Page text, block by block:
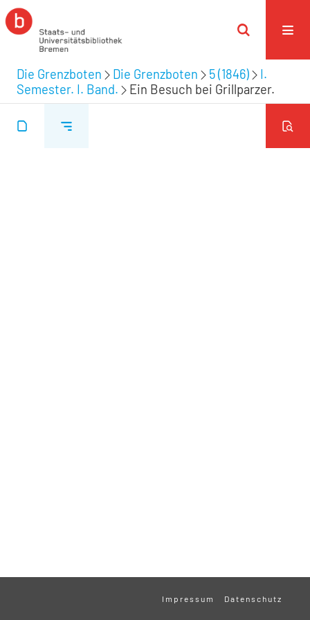
Die Grenzboten Die Grenzboten 5 (1846)
I.
Semester. I. Band.
Ein Besuch bei Grillparzer.
Impressum Datenschutz